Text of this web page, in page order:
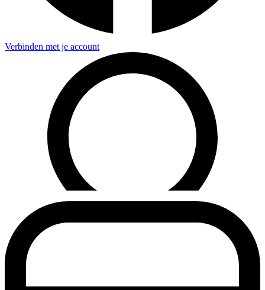
Verbinden met je account